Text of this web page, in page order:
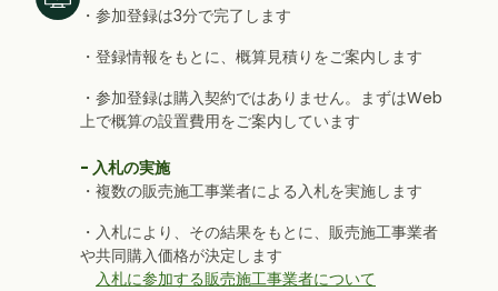
・参加登録は3分で完了します
・登録情報をもとに、概算見積りをご案内します
・参加登録は購入契約ではありません。まずはWeb
上で概算の設置費用をご案内しています
- 入札の実施
・複数の販売施工事業者による入札を実施します
・入札により、その結果をもとに、販売施工事業者
や共同購入価格が決定します
入札に参加する販売施工事業者について